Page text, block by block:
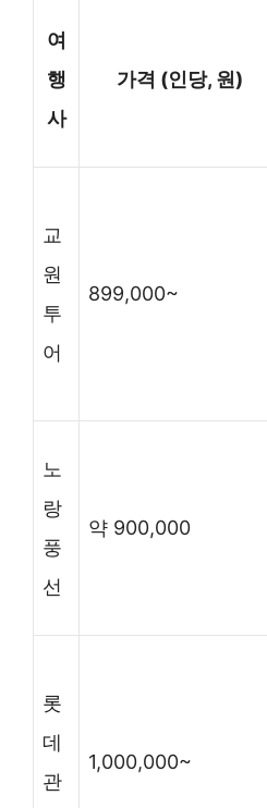
여
행
사
가격 (인당, 원)
교
원
투
어
899,000~
노
랑
풍
선
약 900,000
롯
데
관
1,000,000~